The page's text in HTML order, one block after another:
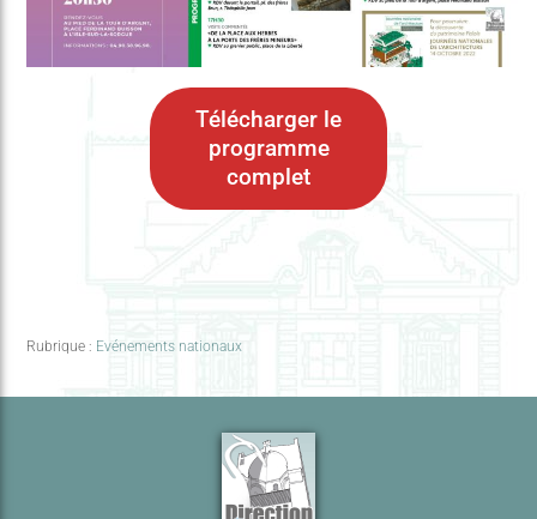
Télécharger le
programme
complet
Rubrique : Evénements nationaux